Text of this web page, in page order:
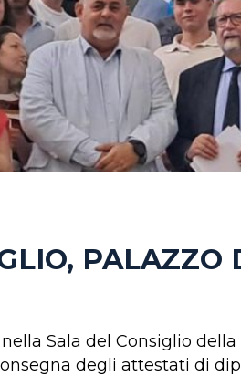
PALAZZO
Sala del Consiglio
degli attestati di